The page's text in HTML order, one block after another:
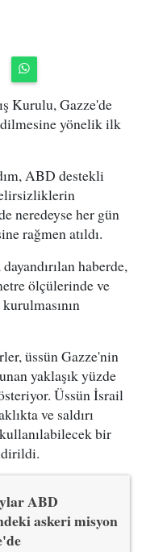
Kurulu, Gazze'de
yönelik ilk
ABD destekli
neredeyse her gün
rağmen atıldı.
haberde,
ölçülerinde ve
üssün Gazze'nin
yaklaşık yüzde
Üssün İsrail
ve saldırı
bir
ABD
askeri misyon